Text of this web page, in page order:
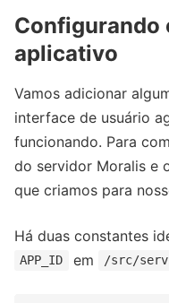
Configurando
aplicativo
Vamos adicionar
interface de usuário
funcionando. Para
do servidor Moralis e
que criamos para
Há duas constantes
APP_ID em /src/